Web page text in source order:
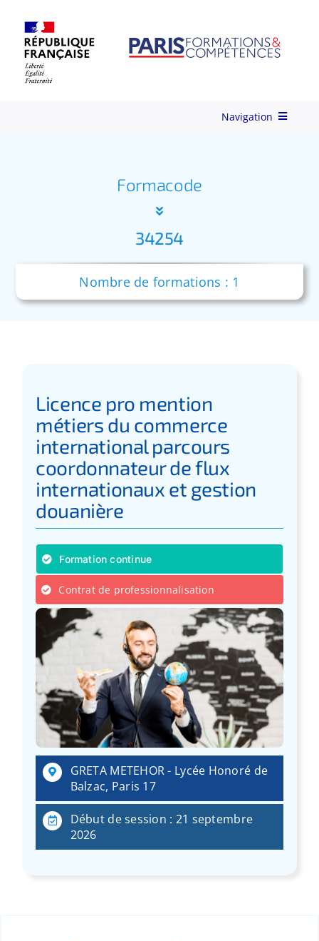
content
Navigation
Formations
Validation des acquis – VAE
Notre Réseau
Actualités
Contact
Recherche
Formacode
34254
Nombre de formations : 1
Licence pro mention
métiers du commerce
international parcours
coordonnateur de flux
internationaux et gestion
douanière
Formation continue
Contrat de professionnalisation
GRETA METEHOR - Lycée Honoré de
Balzac, Paris 17
Début de session : 21 septembre
2026